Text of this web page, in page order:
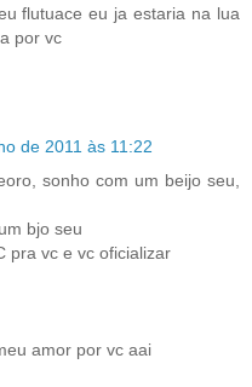
flutuace eu ja estaria na lua
por vc
de 2011 às 11:22
sonho com um beijo seu,
bjo seu
pra vc e vc oficializar
amor por vc aai